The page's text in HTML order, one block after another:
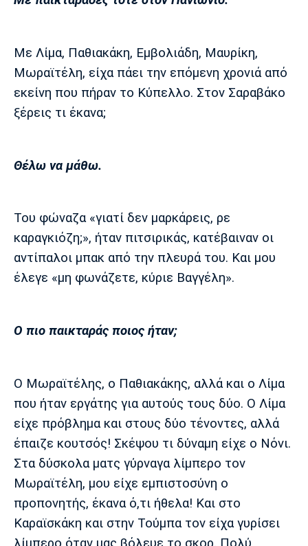
Με Λίμα, Παθιακάκη, Εμβολιάδη, Μαυρίκη,
Μωραϊτέλη, είχα πάει την επόμενη χρονιά από
εκείνη που πήραν το Κύπελλο. Στον Σαραβάκο
ξέρεις τι έκανα;
Θέλω να μάθω.
Του φώναζα «γιατί δεν μαρκάρεις, ρε
καραγκιόζη;», ήταν πιτσιρικάς, κατέβαιναν οι
αντίπαλοι μπακ από την πλευρά του. Και μου
έλεγε «μη φωνάζετε, κύριε Βαγγέλη».
Ο πιο παικταράς ποιος ήταν;
Ο Μωραϊτέλης, ο Παθιακάκης, αλλά και ο Λίμα
που ήταν εργάτης για αυτούς τους δύο. Ο Λίμα
είχε πρόβλημα και στους δύο τένοντες, αλλά
έπαιζε κουτσός! Σκέψου τι δύναμη είχε ο Νόνι.
Στα δύσκολα ματς γύρναγα λίμπερο τον
Μωραϊτέλη, μου είχε εμπιστοσύνη ο
προπονητής, έκανα ό,τι ήθελα! Και στο
Καραϊσκάκη και στην Τούμπα τον είχα γυρίσει